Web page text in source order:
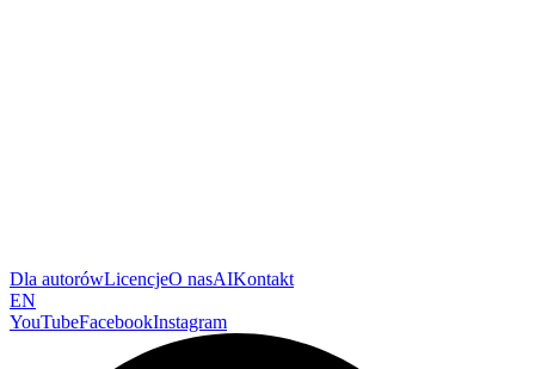
Dla autorówLicencjeO nasAIKontakt
EN
YouTubeFacebookInstagram